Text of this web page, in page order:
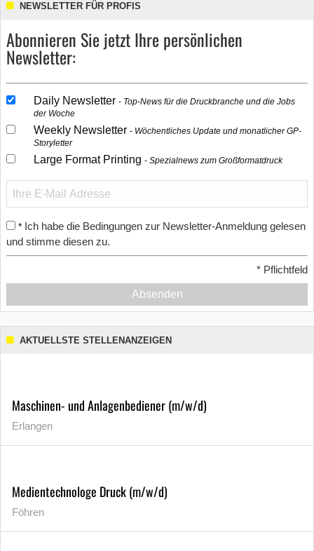
NEWSLETTER FÜR PROFIS
Abonnieren Sie jetzt Ihre persönlichen
Newsletter:
Daily Newsletter
Top-News für die Druckbranche und die Jobs
der Woche
Weekly Newsletter
Wöchentliches Update und monatlicher GP-
Storyletter
Large Format Printing Spezialnews zum Großformatdruck
* Ich habe die Bedingungen zur Newsletter-Anmeldung gelesen
und stimme diesen zu.
* Pflichtfeld
Absenden
AKTUELLSTE STELLENANZEIGEN
Maschinen- und Anlagenbediener (m/w/d)
Erlangen
Medientechnologe Druck (m/w/d)
Föhren